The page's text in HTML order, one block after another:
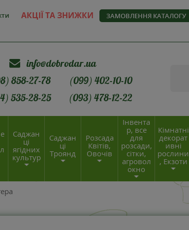
АКЦІЇ ТА ЗНИЖКИ
ЗАМОВЛЕННЯ КАТАЛОГУ
info@dobrodar.ua
858-27-78
(099) 402-10-10
535-28-25
(093) 478-12-22
Саджан
ці
ягідних
культур
Саджан
ці
Троянд
Розсада
Квітів,
Овочів
Інвента
р, все
для
розсади,
сітки,
агровол
окно
Кімнатні
декорат
ивні
рослини
, Екзоти